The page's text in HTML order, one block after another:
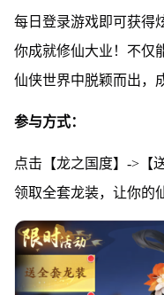
每日登录游戏即可获得
你成就修仙大业！不仅
仙侠世界中脱颖而出，
参与方式：
点击【龙之国度】->【
领取全套龙装，让你的